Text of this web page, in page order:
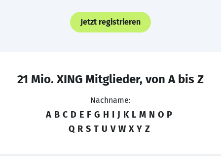
Jetzt registrieren
21 Mio. XING Mitglieder, von A bis Z
Nachname:
A B C D E F G H I J K L M N O P
Q R S T U V W X Y Z